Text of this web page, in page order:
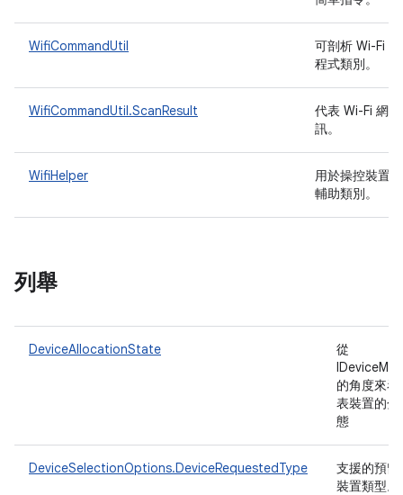
WifiCommandUtil
可剖析 Wi-Fi
程式類別。
WifiCommandUtil.ScanResult
代表 Wi-Fi 網
訊。
WifiHelper
用於操控裝置
輔助類別。
列舉
DeviceAllocationState
從
的角度來看
表裝置的分
態
DeviceSelectionOptions.DeviceRequestedType
支援的預留
裝置類型。